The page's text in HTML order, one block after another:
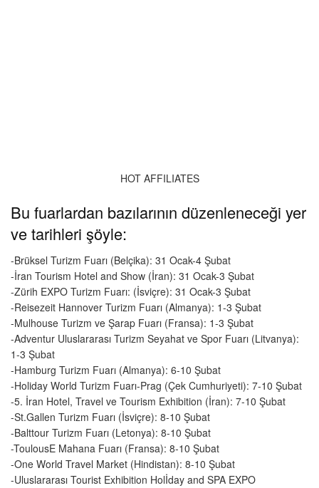
HOT AFFILIATES
Bu fuarlardan bazılarının düzenleneceği yer
ve tarihleri şöyle:
-Brüksel Turizm Fuarı (Belçika): 31 Ocak-4 Şubat
-İran Tourism Hotel and Show (İran): 31 Ocak-3 Şubat
-Zürih EXPO Turizm Fuarı: (İsviçre): 31 Ocak-3 Şubat
-Reisezeit Hannover Turizm Fuarı (Almanya): 1-3 Şubat
-Mulhouse Turizm ve Şarap Fuarı (Fransa): 1-3 Şubat
-Adventur Uluslararası Turizm Seyahat ve Spor Fuarı (Litvanya):
1-3 Şubat
-Hamburg Turizm Fuarı (Almanya): 6-10 Şubat
-Holiday World Turizm Fuarı-Prag (Çek Cumhuriyeti): 7-10 Şubat
-5. İran Hotel, Travel ve Tourism Exhibition (İran): 7-10 Şubat
-St.Gallen Turizm Fuarı (İsviçre): 8-10 Şubat
-Balttour Turizm Fuarı (Letonya): 8-10 Şubat
-ToulousE Mahana Fuarı (Fransa): 8-10 Şubat
-One World Travel Market (Hindistan): 8-10 Şubat
-Uluslararası Tourist Exhibition Holİday and SPA EXPO